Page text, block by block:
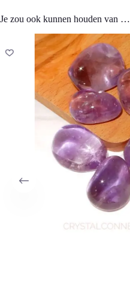
Je zou ook kunnen houden van …